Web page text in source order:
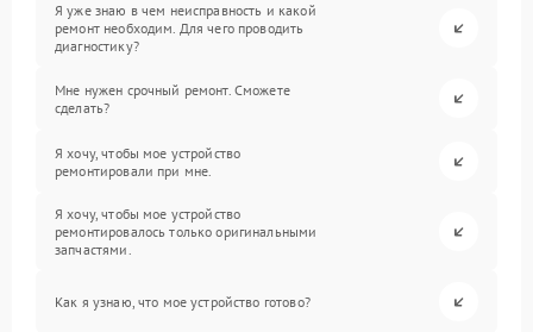
Я уже знаю в чем неисправность и какой
ремонт необходим. Для чего проводить
диагностику?
Мне нужен срочный ремонт. Сможете
сделать?
Я хочу, чтобы мое устройство
ремонтировали при мне.
Я хочу, чтобы мое устройство
ремонтировалось только оригинальными
запчастями.
Как я узнаю, что мое устройство готово?